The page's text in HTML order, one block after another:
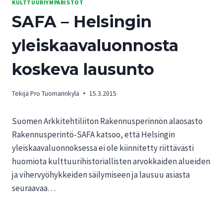
KULTTUURIYMPÄRISTÖT
SAFA – Helsingin
yleiskaavaluonnosta
koskeva lausunto
Tekijä Pro Tuomarinkylä 15.3.2015
Suomen Arkkitehtiliiton Rakennusperinnön alaosasto
Rakennusperintö-SAFA katsoo, että Helsingin
yleiskaavaluonnoksessa ei ole kiinnitetty riittävästi
huomiota kulttuurihistoriallisten arvokkaiden alueiden
ja vihervyöhykkeiden säilymiseen ja lausuu asiasta
seuraavaa…